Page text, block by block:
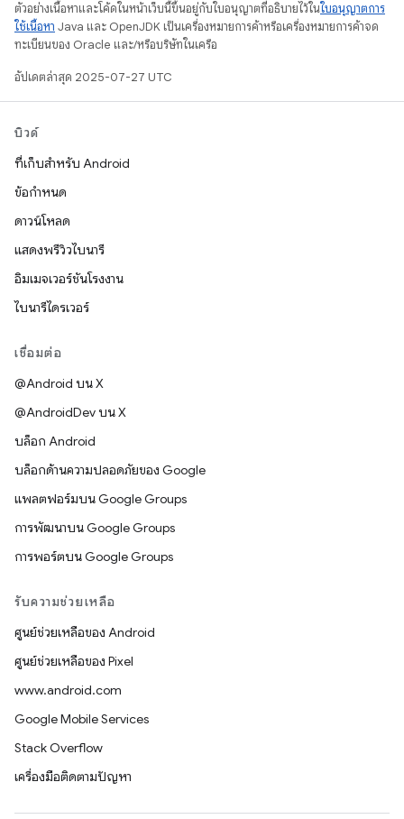
ตัวอย่างเนื้อหาและโค้ดในหน้าเว็บนี้ขึ้นอยู่กับใบอนุญาตที่อธิบายไว้ในใบอนุญาตการ
ใช้เนื้อหา Java และ OpenJDK เป็นเครื่องหมายการค้าหรือเครื่องหมายการค้าจด
ทะเบียนของ Oracle และ/หรือบริษัทในเครือ
อัปเดตล่าสุด 2025-07-27 UTC
บิวด์
ที่เก็บสำหรับ Android
ข้อกำหนด
ดาวน์โหลด
แสดงพรีวิวไบนารี
อิมเมจเวอร์ชันโรงงาน
ไบนารีไดรเวอร์
เชื่อมต่อ
@Android บน X
@AndroidDev บน X
บล็อก Android
บล็อกด้านความปลอดภัยของ Google
แพลตฟอร์มบน Google Groups
การพัฒนาบน Google Groups
การพอร์ตบน Google Groups
รับความช่วยเหลือ
ศูนย์ช่วยเหลือของ Android
ศูนย์ช่วยเหลือของ Pixel
www.android.com
Google Mobile Services
Stack Overflow
เครื่องมือติดตามปัญหา